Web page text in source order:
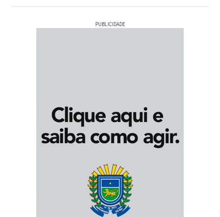
PUBLICIDADE